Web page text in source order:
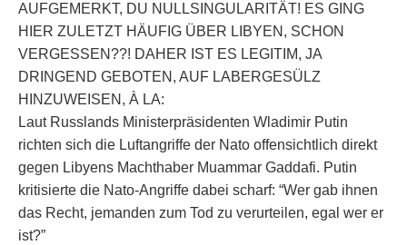
AUFGEMERKT, DU NULLSINGULARITÄT! ES GING
HIER ZULETZT HÄUFIG ÜBER LIBYEN, SCHON
VERGESSEN??! DAHER IST ES LEGITIM, JA
DRINGEND GEBOTEN, AUF LABERGESÜLZ
HINZUWEISEN, À LA:
Laut Russlands Ministerpräsidenten Wladimir Putin
richten sich die Luftangriffe der Nato offensichtlich direkt
gegen Libyens Machthaber Muammar Gaddafi. Putin
kritisierte die Nato-Angriffe dabei scharf: “Wer gab ihnen
das Recht, jemanden zum Tod zu verurteilen, egal wer er
ist?”